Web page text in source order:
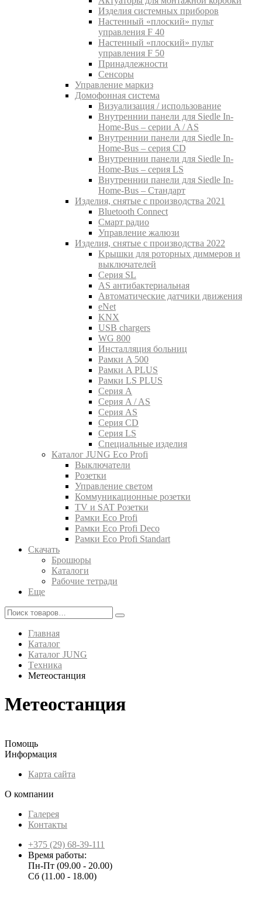
Изделия системных приборов
Настенный «плоский» пульт
управления F 40
Настенный «плоский» пульт
управления F 50
Принадлежности
Сенсоры
Управление маркиз
Домофонная система
Визуализация / использование
Внутреннии панели для Siedle In-
Home-Bus – серии A / AS
Внутреннии панели для Siedle In-
Home-Bus – серия CD
Внутреннии панели для Siedle In-
Home-Bus – серия LS
Внутреннии панели для Siedle In-
Home-Bus – Стандарт
Изделия, снятые с производства 2021
Bluetooth Connect
Смарт радио
Управление жалюзи
Изделия, снятые с производства 2022
Kрышки для роторных диммеров и
выключателей
Серия SL
AS антибактериальная
Aвтоматические датчики движения
eNet
KNX
USB chargers
WG 800
Инсталляция больниц
Рамки A 500
Рамки A PLUS
Рамки LS PLUS
Серия A
Серия A / AS
Серия AS
Серия CD
Серия LS
Специальные изделия
Каталог JUNG Eco Profi
Выключатели
Розетки
Управление светом
Коммуникационные розетки
TV и SAT Розетки
Рамки Eco Profi
Рамки Eco Profi Deco
Рамки Eco Profi Standart
Скачать
Брошюры
Каталоги
Рабочие тетради
Еще
Главная
Каталог
Каталог JUNG
Tехника
Метеостанция
Метеостанция
Помощь
Информация
Карта сайта
О компании
Галерея
Контакты
+375 (29) 68-39-111
Время работы:
Пн-Пт (09.00 - 20.00)
Сб (11.00 - 18.00)